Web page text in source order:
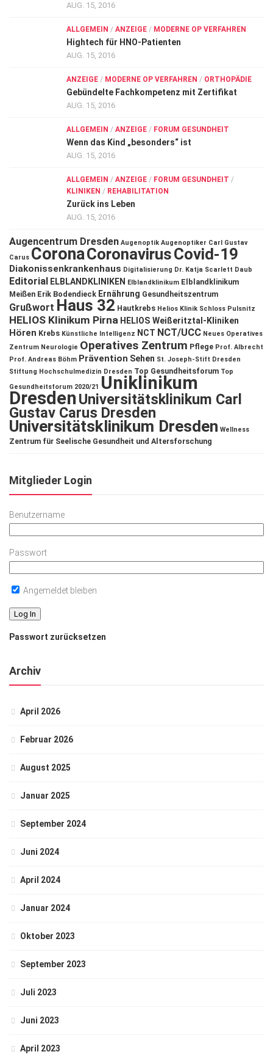
AUG. 15, 2016
ALLGEMEIN / ANZEIGE / MODERNE OP VERFAHREN
Hightech für HNO-Patienten
AUG. 15, 2016
ANZEIGE / MODERNE OP VERFAHREN / ORTHOPÄDIE
Gebündelte Fachkompetenz mit Zertifikat
AUG. 15, 2016
ALLGEMEIN / ANZEIGE / FORUM GESUNDHEIT
Wenn das Kind „besonders“ ist
AUG. 15, 2016
ALLGEMEIN / ANZEIGE / FORUM GESUNDHEIT /
KLINIKEN / REHABILITATION
Zurück ins Leben
AUG. 15, 2016
Augencentrum Dresden Augenoptik Augenoptiker Carl Gustav
Carus CoronaCoronavirusCovid-19
Diakonissenkrankenhaus Digitalisierung Dr. Katja Scarlett Daub
Editorial ELBLANDKLINIKEN Elblandklinikum Elblandklinikum
Meißen Erik Bodendieck Ernährung Gesundheitszentrum
Grußwort Haus 32 Hautkrebs Helios Klinik Schloss Pulsnitz
HELIOS Klinikum Pirna HELIOS Weißeritztal-Kliniken
Hören Krebs Künstliche Intelligenz NCT NCT/UCC Neues Operatives
Zentrum Neurologie Operatives Zentrum Pflege Prof. Albrecht
Prof. Andreas Böhm Prävention Sehen St. Joseph-Stift Dresden
Stiftung Hochschulmedizin Dresden Top Gesundheitsforum Top
Gesundheitsforum 2020/21 Uniklinikum
DresdenUniversitätsklinikum Carl
Gustav Carus Dresden
Universitätsklinikum Dresden Wellness
Zentrum für Seelische Gesundheit und Altersforschung
Mitglieder Login
Benutzername
Passwort
Angemeldet bleiben
Passwort zurücksetzen
Archiv
April 2026
Februar 2026
August 2025
Januar 2025
September 2024
Juni 2024
April 2024
Januar 2024
Oktober 2023
September 2023
Juli 2023
Juni 2023
April 2023